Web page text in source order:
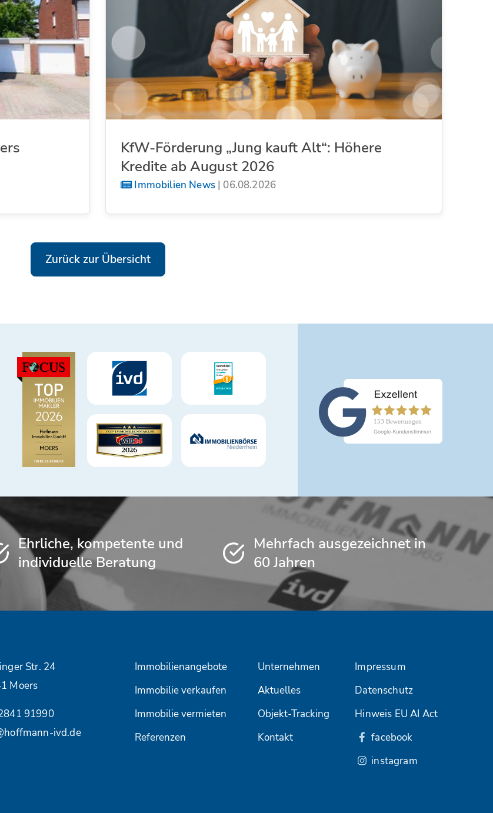
KfW-Förderung „Jung kauft Alt“: Höhere
Kredite ab August 2026
Immobilien News| 06.08.2026
Zurück zur Übersicht
Ehrliche, kompetente und
individuelle Beratung
Mehrfach ausgezeichnet in
60 Jahren
Str. 24
Moers
91990
ivd.de
Immobilienangebote
Unternehmen
Immobilie verkaufen
Aktuelles
Immobilie vermieten
Objekt-Tracking
Referenzen
Kontakt
Impressum
Datenschutz
Hinweis EU AI Act
facebook
instagram